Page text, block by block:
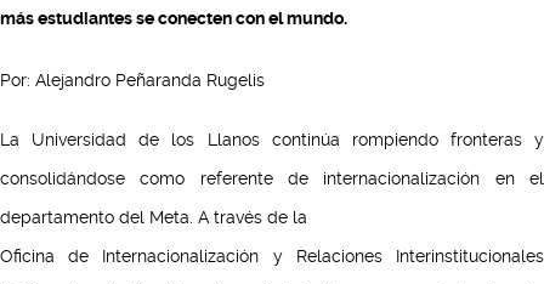
más estudiantes se conecten con el mundo.
Por: Alejandro Peñaranda Rugelis
La Universidad de los Llanos continúa rompiendo fronteras y
consolidándose como referente de internacionalización en el
departamento del Meta. A través de la
Oficina de Internacionalización y Relaciones Interinstitucionales